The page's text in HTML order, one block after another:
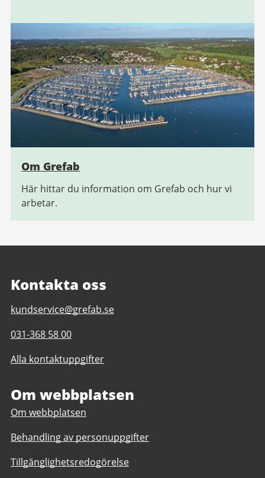
Om Grefab
Här hittar du information om Grefab och hur vi
arbetar.
Kontakta oss
E-
till
Göteborgsregionens
Fritidshamnar
(Grefab)
kundservice@grefab.se
Telefonnummer
Göteborgsregionens
AB
(Grefab)
031-368 58 00
Alla kontaktuppgifter
Om webbplatsen
Om webbplatsen
Behandling av personuppgifter
Tillgänglighetsredogörelse